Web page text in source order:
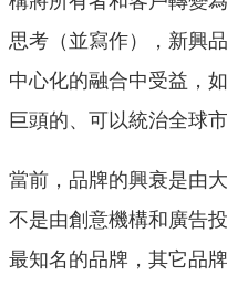
思考（並寫作），新興
中心化的融合中受益，
巨頭的、可以統治全球
當前，品牌的興衰是由
不是由創意機構和廣告
最知名的品牌，其它品